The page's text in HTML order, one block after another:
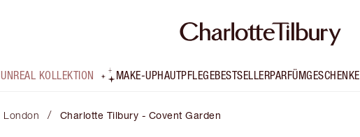
UNREAL KOLLEKTION MAKE-UPHAUTPFLEGEBESTSELLERPARFÜMGESCHENKE
London / Charlotte Tilbury - Covent Garden